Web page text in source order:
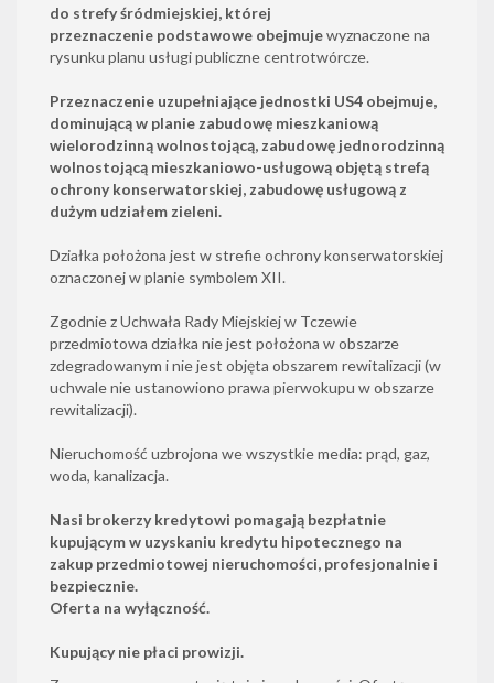
do strefy śródmiejskiej, której
przeznaczenie podstawowe obejmujewyznaczone na
rysunku planu usługi publiczne centrotwórcze.
Przeznaczenie uzupełniające jednostki US4 obejmuje,
dominującą w planie zabudowę mieszkaniową
wielorodzinną wolnostojącą, zabudowę jednorodzinną
wolnostojącą mieszkaniowo-usługową objętą strefą
ochrony konserwatorskiej, zabudowę usługową z
dużym udziałem zieleni.
Działka położona jest w strefie ochrony konserwatorskiej
oznaczonej w planie symbolem XII.
Zgodnie z Uchwała Rady Miejskiej w Tczewie
przedmiotowa działka nie jest położona w obszarze
zdegradowanym i nie jest objęta obszarem rewitalizacji (w
uchwale nie ustanowiono prawa pierwokupu w obszarze
rewitalizacji).
Nieruchomość uzbrojona we wszystkie media: prąd, gaz,
woda, kanalizacja.
Nasi brokerzy kredytowi pomagają bezpłatnie
kupującym w uzyskaniu kredytu hipotecznego na
zakup przedmiotowej nieruchomości, profesjonalnie i
bezpiecznie.
Oferta na wyłączność.
Kupujący nie płaci prowizji.